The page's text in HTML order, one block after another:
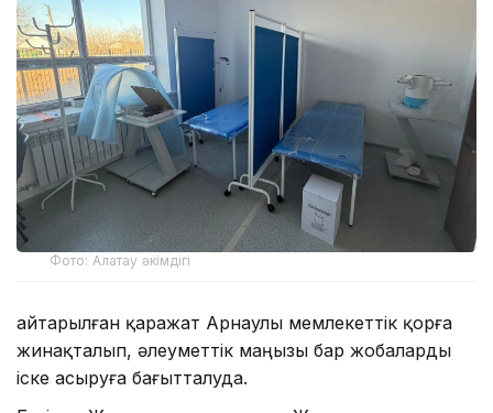
Фото: Алатау әкімдігі
Қайтарылған қаражат Арнаулы мемлекеттік қорға
жинақталып, әлеуметтік маңызы бар жобаларды
іске асыруға бағытталуда.